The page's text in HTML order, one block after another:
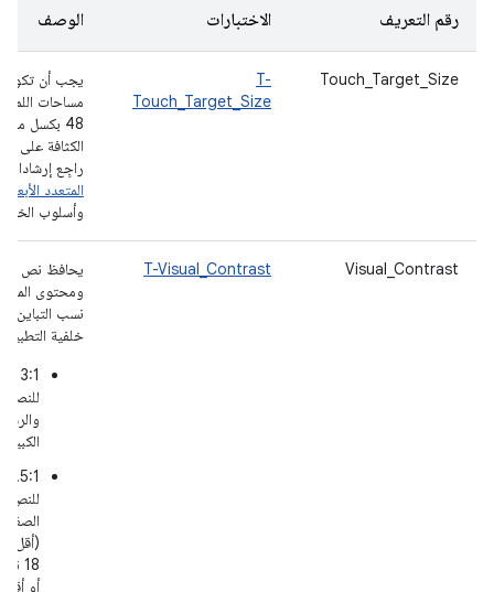
رقم التعريف الاختبارات الوصف
Touch_Target_Size
T-
Touch_Target_Size
يجب أن تكون
مساحات اللمس
48 بكسل
الكثافة على
راجِع إرشادات
المتعدد الأبعاد
وأسلوب الخط.
Visual_Contrast
T-Visual_Contrast
يحافظ نص
ومحتوى
نسب التباين
خلفية التطبيق:
‫3:1
الكبيرة
‫4.5:1
للنص
الصغير
(أقل
18
أو